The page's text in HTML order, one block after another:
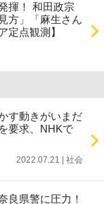
揮！ 和田政宗
方」「麻生さん
定点観測】
す動きがいまだ
要求、NHKで
2022.07.21 | 社会
良県警に圧力！